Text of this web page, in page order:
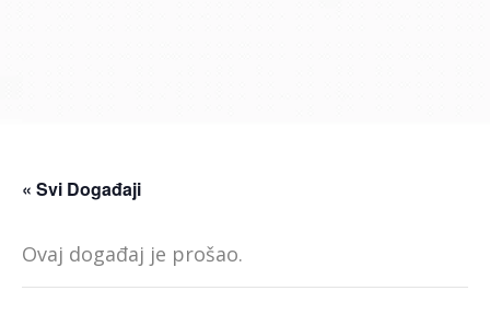
« Svi Događaji
Ovaj događaj je prošao.